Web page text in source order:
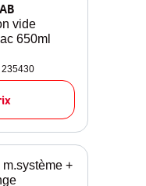
vide
650ml
235430
m.système +